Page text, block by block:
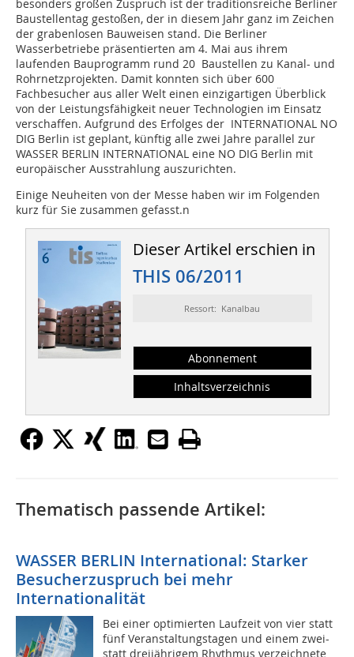
besonders großen Zuspruch ist der traditionsreiche Berliner
Baustellentag gestoßen, der in diesem Jahr ganz im Zeichen
der grabenlosen Bauweisen stand. Die Berliner
Wasserbetriebe präsentierten am 4. Mai aus ihrem
laufenden Bauprogramm rund 20 Baustellen zu Kanal- und
Rohrnetzprojekten. Damit konnten sich über 600
Fachbesucher aus aller Welt einen einzigartigen Überblick
von der Leistungsfähigkeit neuer Technologien im Einsatz
verschaffen. Aufgrund des Erfolges der INTERNATIONAL NO
DIG Berlin ist geplant, künftig alle zwei Jahre parallel zur
WASSER BERLIN INTERNATIONAL eine NO DIG Berlin mit
europäischer Ausstrahlung auszurichten.
Einige Neuheiten von der Messe haben wir im Folgenden
kurz für Sie zusammen gefasst.n
Dieser Artikel erschien in
THIS 06/2011
Ressort: Kanalbau
Abonnement
Inhaltsverzeichnis
Thematisch passende Artikel:
WASSER BERLIN International: Starker
Besucherzuspruch bei mehr
Internationalität
Bei einer optimierten Laufzeit von vier statt
fünf Veranstaltungstagen und einem zwei-
statt dreijährigem Rhythmus verzeichnete